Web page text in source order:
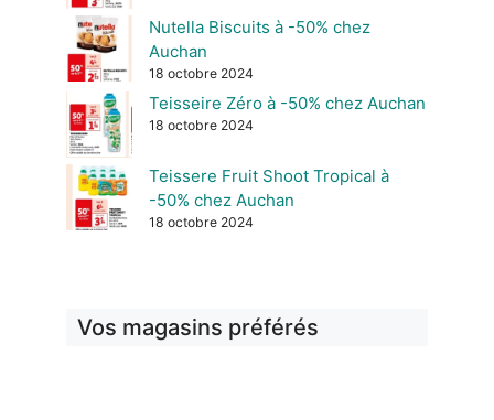
Nutella Biscuits à -50% chez
Auchan
18 octobre 2024
Teisseire Zéro à -50% chez Auchan
18 octobre 2024
Teissere Fruit Shoot Tropical à
-50% chez Auchan
18 octobre 2024
Vos magasins préférés